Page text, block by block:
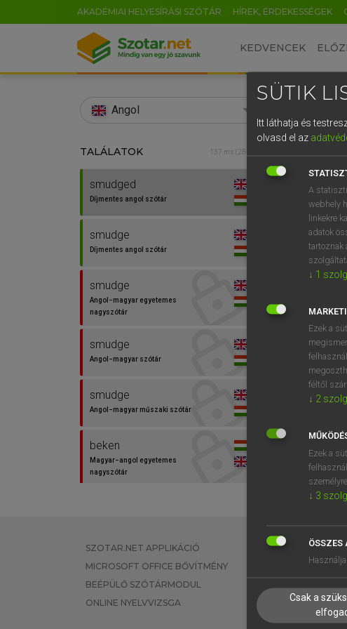
AKADÉMIAI HELYESÍRÁSI SZÓTÁR HÍREK, ÉRDEKESSÉGEK
KEDVENCEK
Angol
TALÁLATOK 137 ms (28 db)
smudged
Díjmentes angol szótár
smudge
Díjmentes angol szótár
smudge
Angol−magyar egyetemes
nagyszótár
smudge
Angol−magyar szótár
smudge
Angol−magyar műszaki szótár
beken
Magyar−angol egyetemes
nagyszótár
bemaszatol
Magyar−angol egyetemes
nagyszótár
smudged
⚲ smudged
SZOTAR.NET APPLIKÁCIÓ
MICROSOFT OFFICE BŐVÍTMÉNY
BEÉPÜLŐ SZÓTÁRMODUL
ONLINE NYELVVIZSGA
EGYÉNI
TANULÓKNAK
VÁLLALATI
SÜTIK
Itt láthatja és
olvasd el az
A
webhely
linkekre
adatok
tartoznak
↓ 1
Ezek a
féltől
↓ 2
Ezek a
↓ 3
ÖSSZES
Csak a
EN HU DE
0 1
q